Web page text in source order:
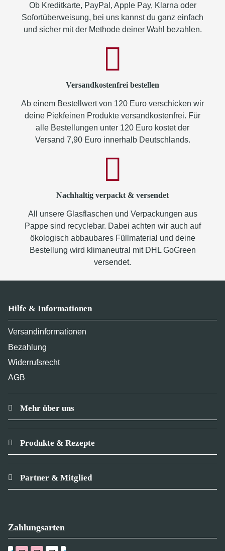
Ob Kreditkarte, PayPal, Apple Pay, Klarna oder
Sofortüberweisung, bei uns kannst du ganz einfach
und sicher mit der Methode deiner Wahl bezahlen.
Versandkostenfrei bestellen
Ab einem Bestellwert von 120 Euro verschicken wir
deine Piekfeinen Produkte versandkostenfrei. Für
alle Bestellungen unter 120 Euro kostet der
Versand 7,90 Euro innerhalb Deutschlands.
Nachhaltig verpackt & versendet
All unsere Glasflaschen und Verpackungen aus
Pappe sind recyclebar. Dabei achten wir auch auf
ökologisch abbaubares Füllmaterial und deine
Bestellung wird klimaneutral mit DHL GoGreen
versendet.
Hilfe & Informationen
Versandinformationen
Bezahlung
Widerrufsrecht
AGB
Mehr über uns
Produkte & Rezepte
Partner & Mitglied
Zahlungsarten